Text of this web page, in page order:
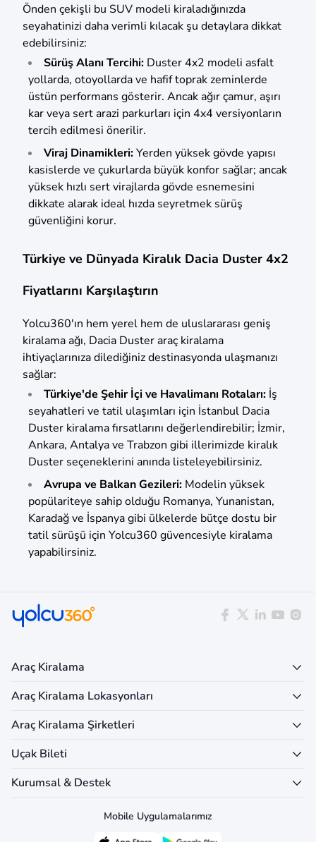
Önden çekişli bu SUV modeli kiraladığınızda
seyahatinizi daha verimli kılacak şu detaylara dikkat
edebilirsiniz:
Sürüş Alanı Tercihi: Duster 4x2 modeli asfalt
yollarda, otoyollarda ve hafif toprak zeminlerde
üstün performans gösterir. Ancak ağır çamur, aşırı
kar veya sert arazi parkurları için 4x4 versiyonların
tercih edilmesi önerilir.
Viraj Dinamikleri:Yerden yüksek gövde yapısı
kasislerde ve çukurlarda büyük konfor sağlar; ancak
yüksek hızlı sert virajlarda gövde esnemesini
dikkate alarak ideal hızda seyretmek sürüş
güvenliğini korur.
Türkiye ve Dünyada Kiralık Dacia Duster 4x2
Fiyatlarını Karşılaştırın
Yolcu360'ın hem yerel hem de uluslararası geniş
kiralama ağı, Dacia Duster araç kiralama
ihtiyaçlarınıza dilediğiniz destinasyonda ulaşmanızı
sağlar:
Türkiye'de Şehir İçi ve Havalimanı Rotaları: İş
seyahatleri ve tatil ulaşımları için İstanbul Dacia
Duster kiralama fırsatlarını değerlendirebilir; İzmir,
Ankara, Antalya ve Trabzon gibi illerimizde kiralık
Duster seçeneklerini anında listeleyebilirsiniz.
Avrupa ve Balkan Gezileri: Modelin yüksek
popülariteye sahip olduğu Romanya, Yunanistan,
Karadağ ve İspanya gibi ülkelerde bütçe dostu bir
tatil sürüşü için Yolcu360 güvencesiyle kiralama
yapabilirsiniz.
Araç Kiralama
Araç Kiralama Lokasyonları
Araç Kiralama Şirketleri
Uçak Bileti
Kurumsal & Destek
Mobile Uygulamalarımız